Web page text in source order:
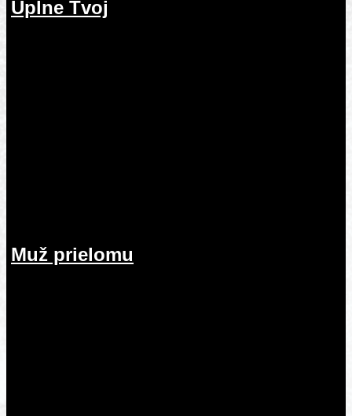
Úplne Tvoj
Muž prielomu